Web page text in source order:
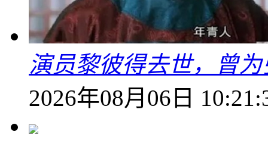
演员黎彼得去世，曾
2026年08月06日